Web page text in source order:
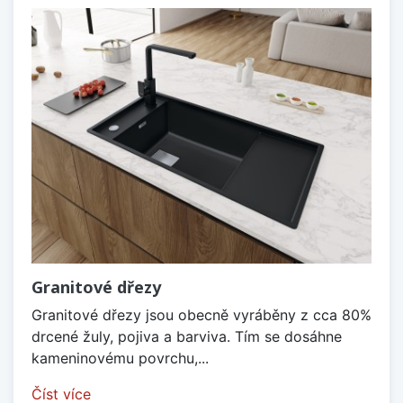
Granitové dřezy
Granitové dřezy jsou obecně vyráběny z cca 80%
drcené žuly, pojiva a barviva. Tím se dosáhne
kameninovému povrchu,...
Číst více